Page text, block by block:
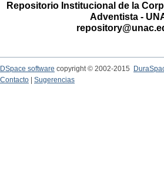
Repositorio Institucional de la
Adventista -
DSpace software copyright © 2002-2015
Contacto
Sugerencias